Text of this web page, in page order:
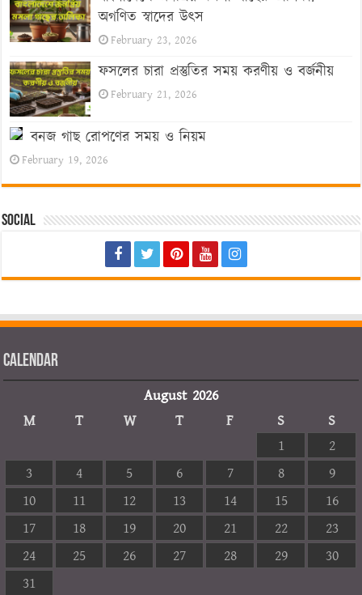
অগণিত স্বাদের উৎস
February 23, 2026
ফসলের চারা প্রস্তুতির সময় করণীয় ও বর্জনীয়
February 21, 2026
বনজ গাছ রোপণের সময় ও নিয়ম
February 19, 2026
Social
Calendar
August 2026
M
T W T F S
S
1
2
3
4 5 6 7 8
9
10
11 12 13 14 15
16
17
18 19 20 21 22
23
24
25 26 27 28 29
30
31